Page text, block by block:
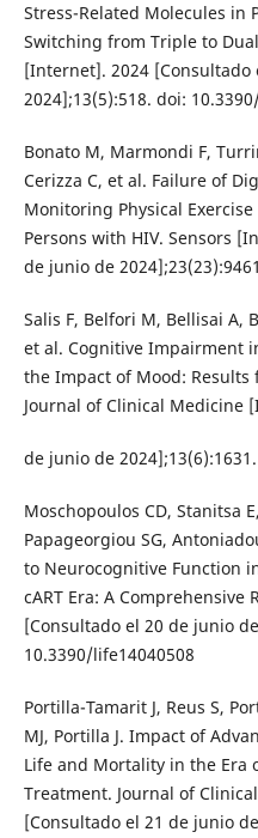
Stress-Related Molecules in
Switching from Triple to
[Internet]. 2024 [Consultado
2024];13(5):518. doi:
Bonato M, Marmondi F,
Cerizza C, et al. Failure of
Monitoring Physical
Persons with HIV. Sensors
de junio de
Salis F, Belfori M, Bellisai A,
et al. Cognitive Impairment
the Impact of Mood: Results
Journal of Clinical Medicine
de junio de
Moschopoulos CD, Stanitsa
Papageorgiou SG,
to Neurocognitive Function
cART Era: A
[Consultado el 20 de junio
10.3390/life14040508
Portilla-Tamarit J, Reus S,
MJ, Portilla J. Impact of
Life and Mortality in the Era
Treatment. Journal of
[Consultado el 21 de junio